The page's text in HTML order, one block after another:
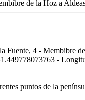
de la Hoz a
Fuente, 4 - Membibre
-
puntos de la